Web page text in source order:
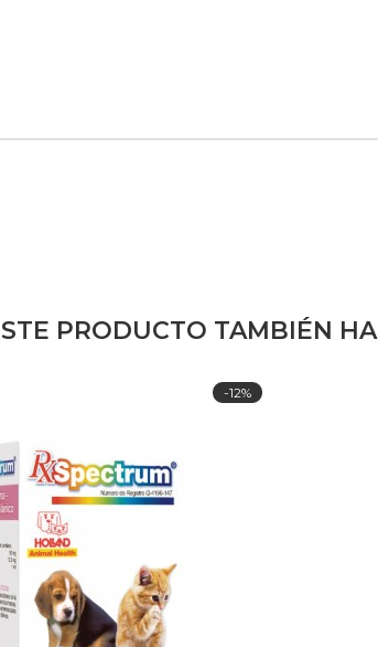
PRODUCTO TAMBIÉN
-12%